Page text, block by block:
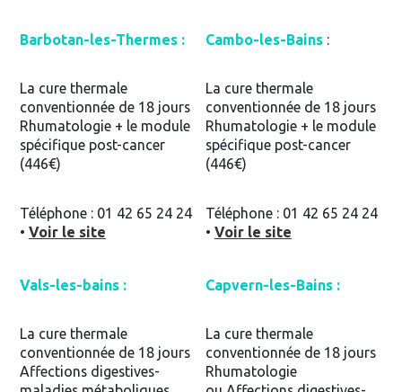
Barbotan-les-Thermes :
La cure thermale
conventionnée de 18 jours
Rhumatologie + le module
spécifique post-cancer
(446€)
Téléphone : 01 42 65 24 24
• Voir le site
Cambo-les-Bains:
La cure thermale
conventionnée de 18 jours
Rhumatologie + le module
spécifique post-cancer
(446€)
Téléphone : 01 42 65 24 24
• Voir le site
Vals-les-bains :
La cure thermale
conventionnée de 18 jours
Affections digestives-
Capvern-les-Bains :
La cure thermale
conventionnée de 18 jours
Rhumatologie